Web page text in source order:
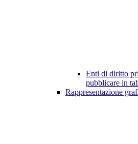
Enti di diritto
pubblicare in
Rappresentazione